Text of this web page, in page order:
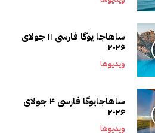
ساهاجا یوگا فارسی ۱۱ جولای
۲۰۲۶
ویدیوها
ساهاجایوگا فارسی ۴ جولای
۲۰۲۶
ویدیوها